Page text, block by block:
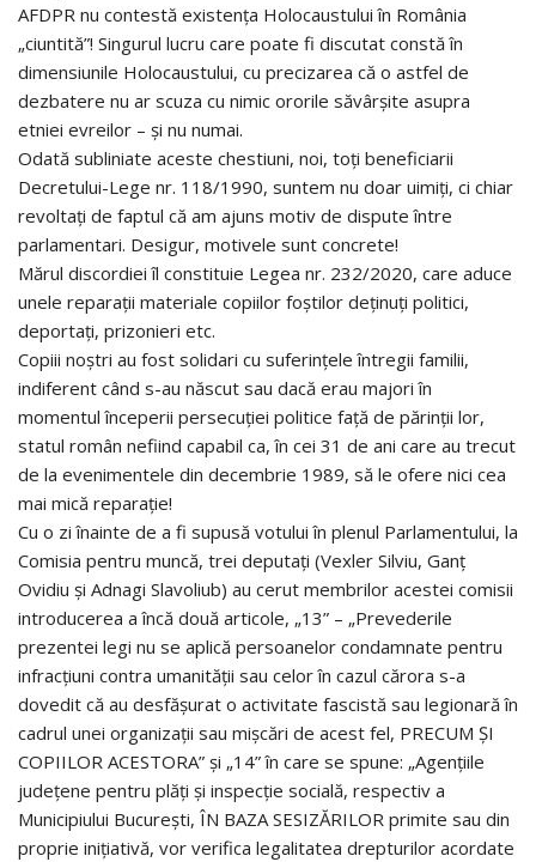
AFDPR nu contestă existența Holocaustului în România
„ciuntită”! Singurul lucru care poate fi discutat constă în
dimensiunile Holocaustului, cu precizarea că o astfel de
dezbatere nu ar scuza cu nimic ororile săvârșite asupra
etniei evreilor – și nu numai.
Odată subliniate aceste chestiuni, noi, toți beneficiarii
Decretului-Lege nr. 118/1990, suntem nu doar uimiți, ci chiar
revoltați de faptul că am ajuns motiv de dispute între
parlamentari. Desigur, motivele sunt concrete!
Mărul discordiei îl constituie Legea nr. 232/2020, care aduce
unele reparații materiale copiilor foștilor deținuți politici,
deportați, prizonieri etc.
Copiii noștri au fost solidari cu suferințele întregii familii,
indiferent când s-au născut sau dacă erau majori în
momentul începerii persecuției politice față de părinții lor,
statul român nefiind capabil ca, în cei 31 de ani care au trecut
de la evenimentele din decembrie 1989, să le ofere nici cea
mai mică reparație!
Cu o zi înainte de a fi supusă votului în plenul Parlamentului, la
Comisia pentru muncă, trei deputați (Vexler Silviu, Ganț
Ovidiu și Adnagi Slavoliub) au cerut membrilor acestei comisii
introducerea a încă două articole, „13” – „Prevederile
prezentei legi nu se aplică persoanelor condamnate pentru
infracțiuni contra umanității sau celor în cazul cărora s-a
dovedit că au desfășurat o activitate fascistă sau legionară în
cadrul unei organizații sau mișcări de acest fel, PRECUM ȘI
COPIILOR ACESTORA” și „14” în care se spune: „Agențiile
județene pentru plăți și inspecție socială, respectiv a
Municipiului București, ÎN BAZA SESIZĂRILOR primite sau din
proprie inițiativă, vor verifica legalitatea drepturilor acordate